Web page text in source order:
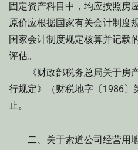
固定资产科目中，均应按照房
原价应根据国家有关会计制度
国家会计制度规定核算并记载
评估。
《财政部税务总局关于房
行规定》（财税地字〔1986〕
止。
二、关于索道公司经营用